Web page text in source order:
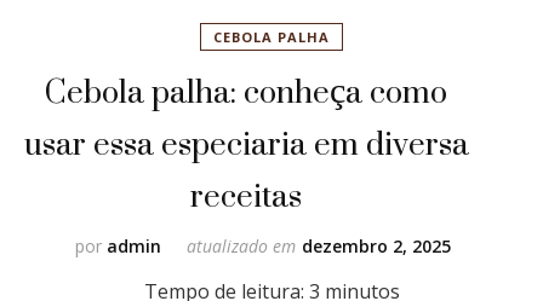
CEBOLA PALHA
Cebola palha: conheça como
usar essa especiaria em diversa
receitas
por admin atualizado em dezembro 2, 2025
Tempo de leitura: 3 minutos